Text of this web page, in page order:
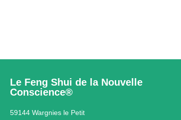
Le Feng Shui de la Nouvelle
Conscience®
59144 Wargnies le Petit